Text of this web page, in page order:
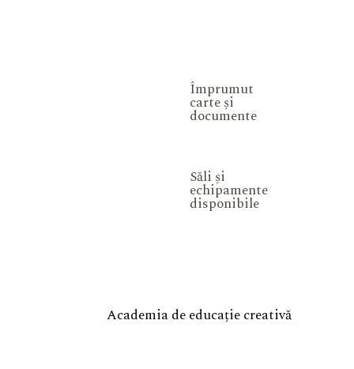
Împrumut
carte și
documente
Săli și
echipamente
disponibile
Academia de educație creativă